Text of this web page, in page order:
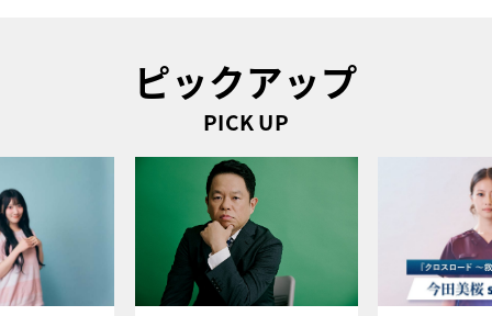
ピックアップ
PICK UP